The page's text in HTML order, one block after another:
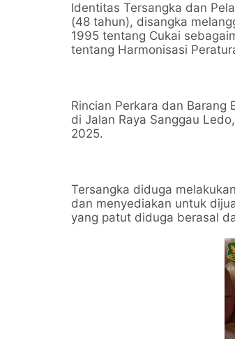
Identitas Tersangka dan
(48 tahun), disangka
1995 tentang Cukai
tentang Harmonisasi
Rincian Perkara dan Barang
di Jalan Raya Sanggau
2025.
Tersangka diduga
dan menyediakan untuk
yang patut diduga berasal